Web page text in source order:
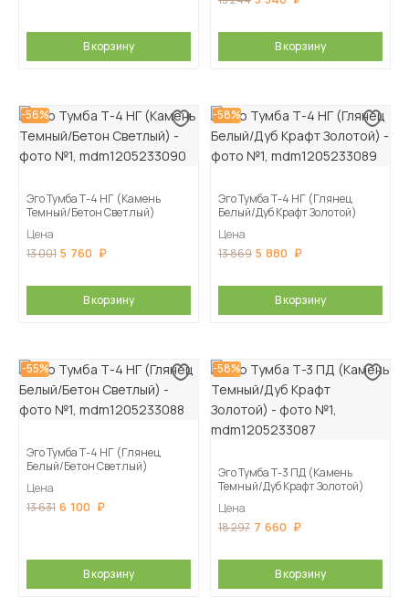
В корзину В корзину
-56%
Эго Тумба Т-4 НГ (Камень
Темный/Бетон Светлый)
Цена
13 001 5 760
В корзину
-58%
Эго Тумба Т-4 НГ (Глянец
Белый/Дуб Крафт Золотой)
Цена
13 869 5 880
В корзину
-55%
Эго Тумба Т-4 НГ (Глянец
Белый/Бетон Светлый)
Цена
13 631 6 100
В корзину
-58%
Эго Тумба Т-3 ПД (Камень
Темный/Дуб Крафт Золотой)
Цена
18 297 7 660
В корзину